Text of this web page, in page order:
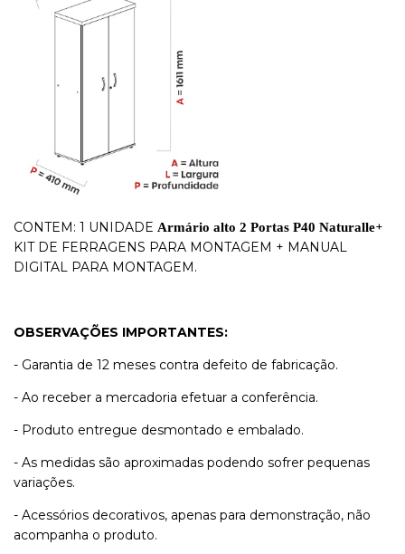
CONTEM: 1 UNIDADE Armário alto 2 Portas P40 Naturalle+
KIT DE FERRAGENS PARA MONTAGEM + MANUAL
DIGITAL PARA MONTAGEM.
OBSERVAÇÕES IMPORTANTES:
- Garantia de 12 meses contra defeito de fabricação.
- Ao receber a mercadoria efetuar a conferência.
- Produto entregue desmontado e embalado.
- As medidas são aproximadas podendo sofrer pequenas
variações.
- Acessórios decorativos, apenas para demonstração, não
acompanha o produto.